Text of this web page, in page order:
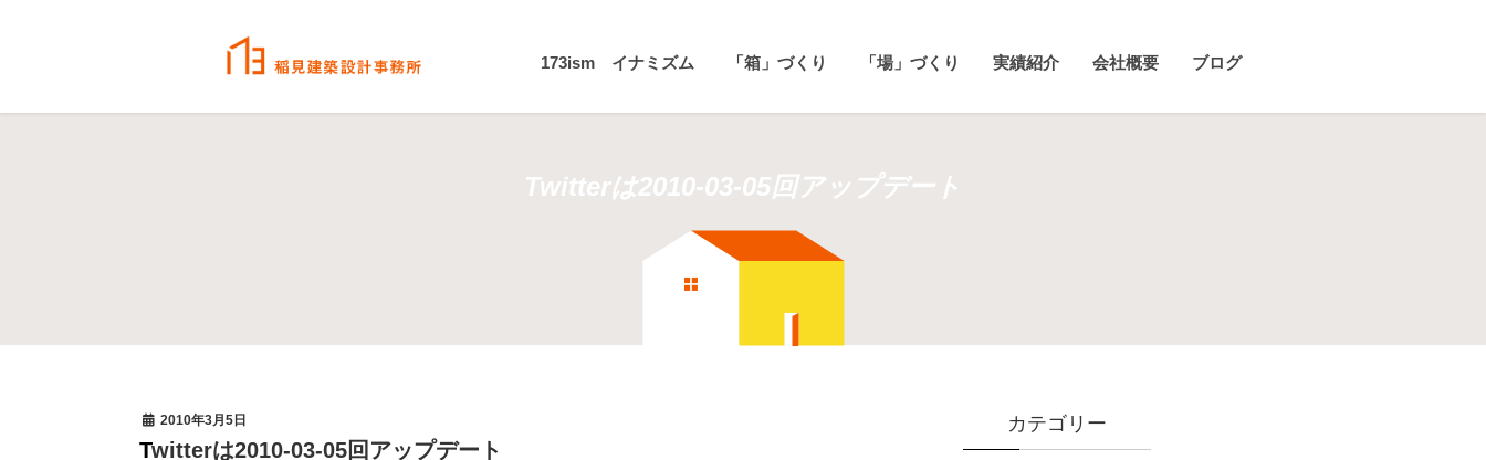
173ism イナミズム 「箱」づくり 「場」づくり 実績紹介 会社概要 ブログ
Twitterは2010-03-05回アップデート
2010年3月5日
Twitterは2010-03-05回アップデート
カテゴリー